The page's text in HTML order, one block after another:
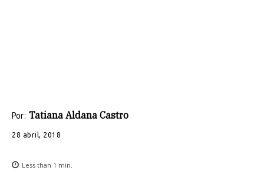
Por: Tatiana Aldana Castro
28 abril, 2018
Less than 1 min.